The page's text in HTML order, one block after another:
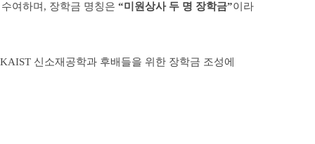
여하며 , 장학금 명칭은 “미원상사 두 명 장학금”이라
KAIST 신소재공학과 후배들을 위한 장학금 조성에